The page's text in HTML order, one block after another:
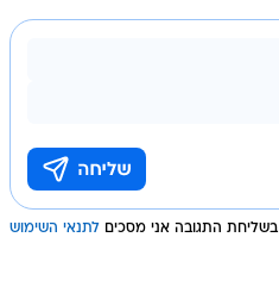
בשליחת התגובה אני מסכים לתנאי השימוש